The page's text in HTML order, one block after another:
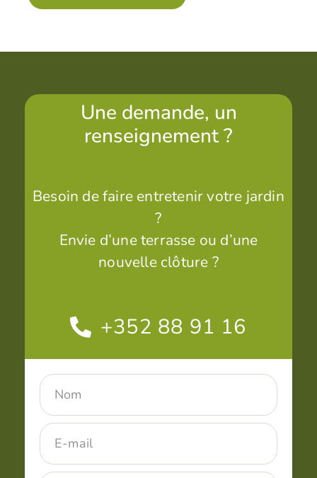
Une demande, un
renseignement ?
Besoin de faire entretenir votre jardin
?
Envie d’une terrasse ou d’une
nouvelle clôture ?
+352 88 91 16